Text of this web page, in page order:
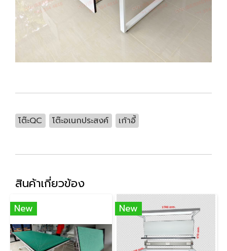
โต๊ะQC โต๊ะอเนกประสงค์ เก้าอี้
สินค้าเกี่ยวข้อง
New New